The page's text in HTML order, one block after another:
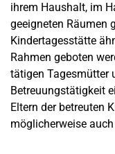
ihrem Haushalt, im
geeigneten Räumen
Kindertagesstätte
Rahmen geboten
tätigen Tagesmütter
Betreuungstätigkeit
Eltern der betreuten
möglicherweise